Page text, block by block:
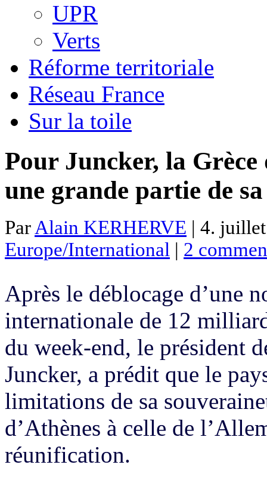
UPR
Verts
Réforme territoriale
Réseau France
Sur la toile
Pour Juncker, la Grèce
une grande partie de
Par Alain KERHERVE | 4.
Europe/International | 2
Après le déblocage d’une
internationale de 12
du week-end, le président
Juncker, a prédit que le
limitations de sa
d’Athènes à celle de
réunification.